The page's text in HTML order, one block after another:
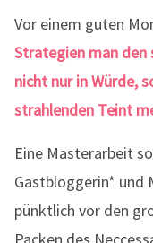
Vor einem guten
Strategien man den
nicht nur in Würde,
strahlenden Teint
Eine Masterarbeit
Gastbloggerin* und
pünktlich vor den